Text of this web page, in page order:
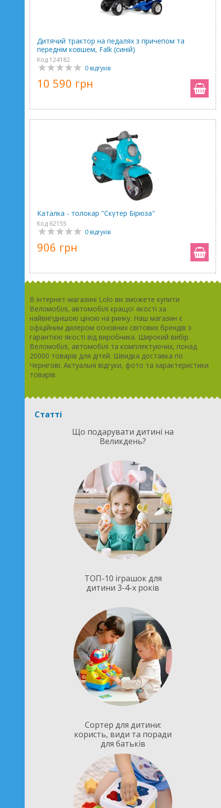
Дитячий трактор на педалях з причепом та
переднім ковшем, Falk (синій)
Код 124182
0 відгуків
10 590 грн
Каталка - толокар "Скутер Бірюза"
Код 62155
0 відгуків
906 грн
В інтернет-магазині Lolo ви зможете купити
Веломобілі, автомобілі кращої якості за
найвигіднішою ціною на ринку. Наш магазин є
офіційним дилером основних світових брендів з
гарантією якості від виробника. Широкий вибір
Веломобілі, автомобілі та комплектуючих, понад
20000 товарів для дітей. Швидка доставка по
Чернігові. Актуальні відгуки, фото та характеристики
товарів.
Статті
Що подарувати дитині на
Великдень?
ТОП-10 іграшок для
дитини 3-4-х років
Сортер для дитини:
користь, види та поради
для батьків